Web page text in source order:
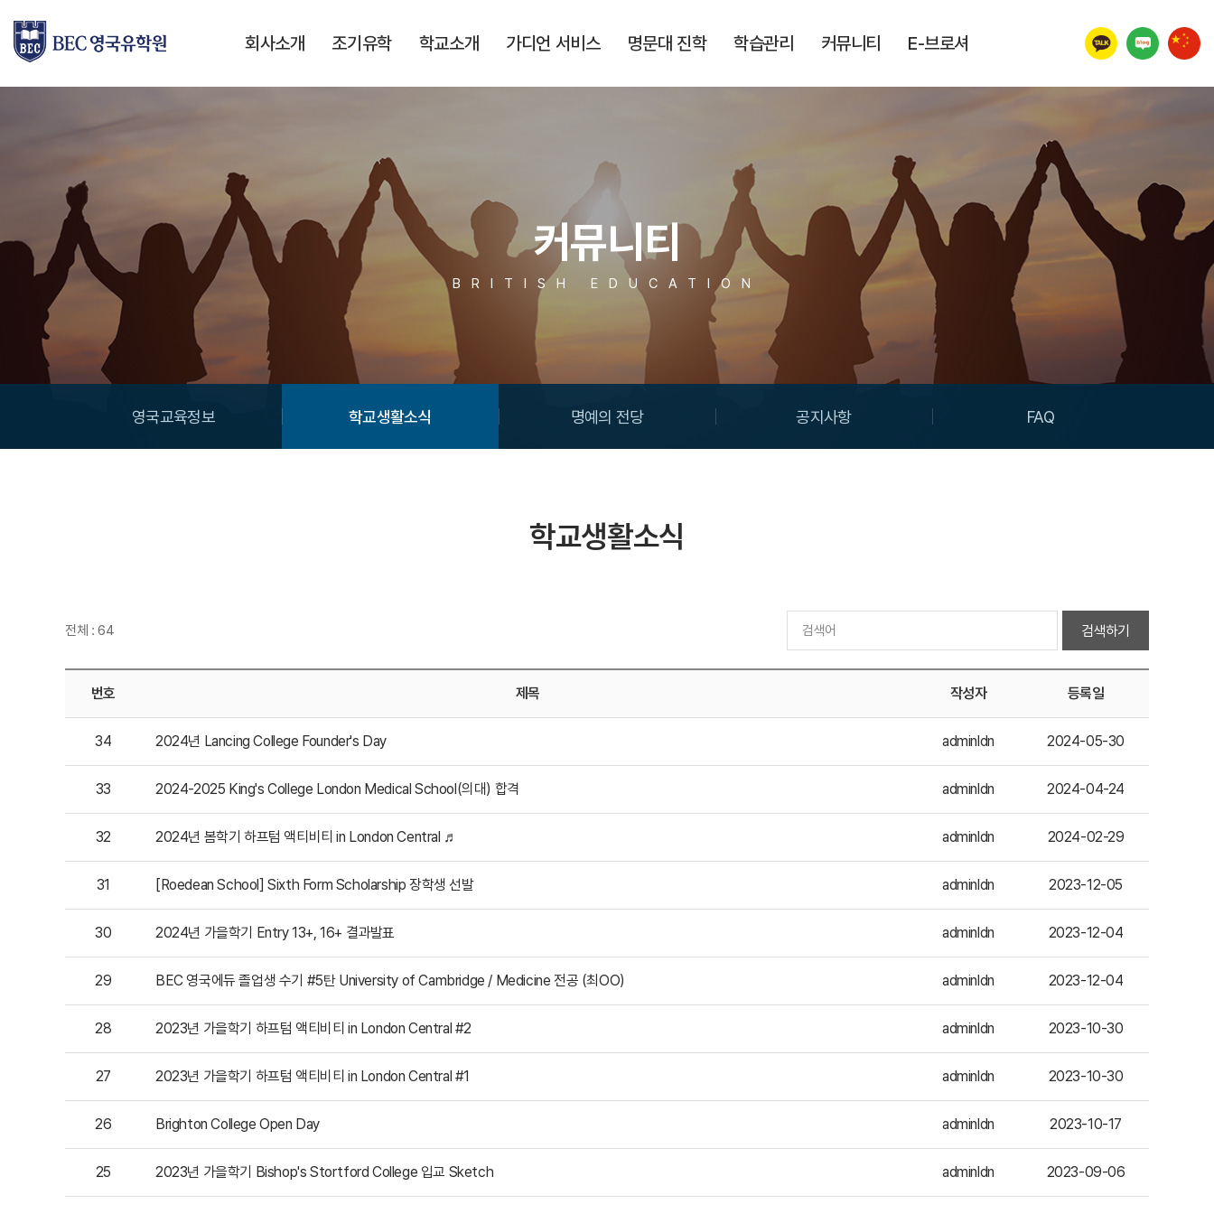
회사소개 조기유학 학교소개 가디언 서비스 명문대 진학 학습관리 커뮤니티 E-브로셔
커뮤니티
BRITISH EDUCATION
영국교육정보 학교생활소식 명예의 전당 공지사항 FAQ
학교생활소식
전체 : 64 검색하기
번호 제목 작성자 등록일
34 2024년 Lancing College Founder's Day adminldn 2024-05-30
33 2024-2025 King's College London Medical School(의대) 합격 adminldn 2024-04-24
32 2024년 봄학기 하프텀 액티비티 in London Central ♬ adminldn 2024-02-29
31 [Roedean School] Sixth Form Scholarship 장학생 선발 adminldn 2023-12-05
30 2024년 가을학기 Entry 13+, 16+ 결과발표 adminldn 2023-12-04
29 BEC 영국에듀 졸업생 수기 #5탄 University of Cambridge / Medicine 전공 (최OO) adminldn 2023-12-04
28 2023년 가을학기 하프텀 액티비티 in London Central #2 adminldn 2023-10-30
27 2023년 가을학기 하프텀 액티비티 in London Central #1 adminldn 2023-10-30
26 Brighton College Open Day adminldn 2023-10-17
25 2023년 가을학기 Bishop's Stortford College 입교 Sketch adminldn 2023-09-06